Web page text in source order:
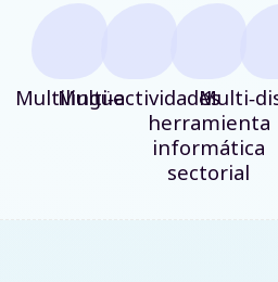
Multilingüe
Multi‑actividades
1
herramienta
informática
sectorial